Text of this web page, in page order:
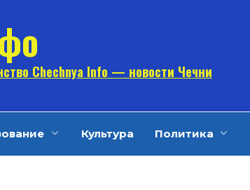
Chechnya Info — новости Чечни
Культура Политика